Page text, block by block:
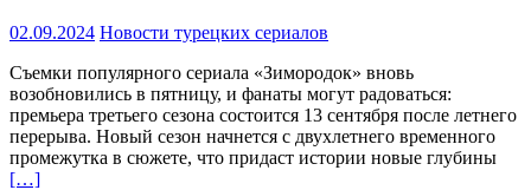
02.09.2024 Новости турецких сериалов
Съемки популярного сериала «Зимородок» вновь
возобновились в пятницу, и фанаты могут радоваться:
премьера третьего сезона состоится 13 сентября после летнего
перерыва. Новый сезон начнется с двухлетнего временного
промежутка в сюжете, что придаст истории новые глубины
[…]